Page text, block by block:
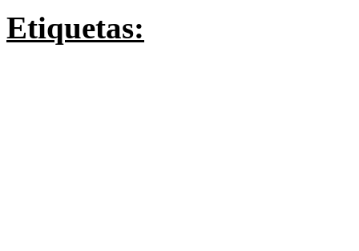
Etiquetas: